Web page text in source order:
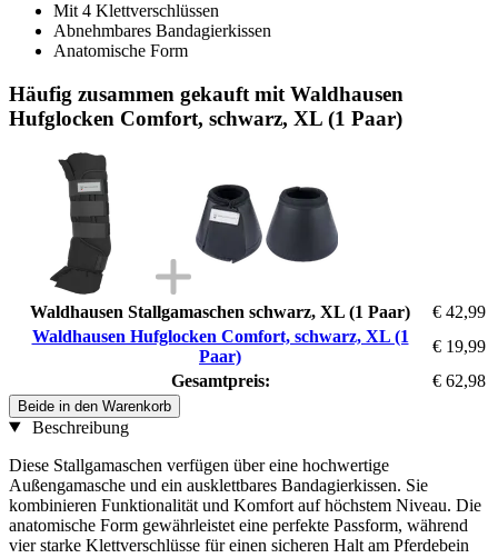
Mit 4 Klettverschlüssen
Abnehmbares Bandagierkissen
Anatomische Form
Häufig zusammen gekauft mit Waldhausen
Hufglocken Comfort, schwarz, XL (1 Paar)
Waldhausen Stallgamaschen schwarz, XL (1 Paar)
€ 42,99
Waldhausen Hufglocken Comfort, schwarz, XL (1
Paar)
€ 19,99
Gesamtpreis:
€ 62,98
Beide in den Warenkorb
Beschreibung
Diese Stallgamaschen verfügen über eine hochwertige
Außengamasche und ein ausklettbares Bandagierkissen. Sie
kombinieren Funktionalität und Komfort auf höchstem Niveau. Die
anatomische Form gewährleistet eine perfekte Passform, während
vier starke Klettverschlüsse für einen sicheren Halt am Pferdebein